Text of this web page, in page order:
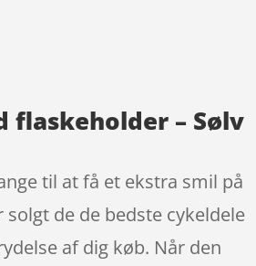
flaskeholder – Sølv
til at få et ekstra smil på
de de bedste cykeldele
af dig køb. Når den